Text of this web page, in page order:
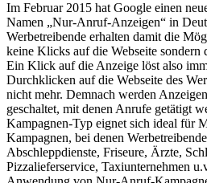
Im Februar 2015 hat Google einen
Namen „Nur-Anruf-Anzeigen“ in
Werbetreibende erhalten damit die
keine Klicks auf die Webseite sondern
Ein Klick auf die Anzeige löst also
Durchklicken auf die Webseite des
nicht mehr. Demnach werden
geschaltet, mit denen Anrufe getätigt
Kampagnen-Typ eignet sich ideal für
Kampagnen, bei denen
Abschleppdienste, Friseure, Ärzte,
Pizzalieferservice, Taxiunternehmen